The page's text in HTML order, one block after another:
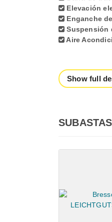
Elevación
Enganche
Suspensión
Aire
Show full